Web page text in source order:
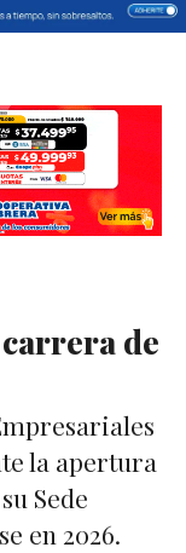
de
la apertura
Sede
en 2026.